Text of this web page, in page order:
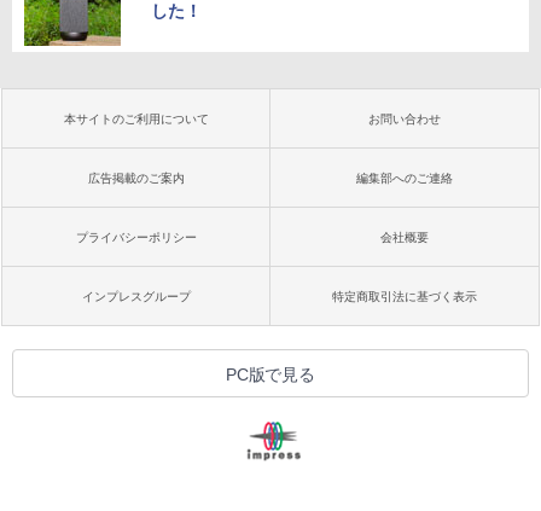
した！
本サイトのご利用について お問い合わせ
広告掲載のご案内 編集部へのご連絡
プライバシーポリシー 会社概要
インプレスグループ 特定商取引法に基づく表示
PC版で見る